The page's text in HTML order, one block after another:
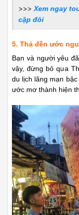
>>> Xem ngay
cặp đôi
5. Thả đền ước
Bạn và người yêu
vậy, đừng bỏ qua
du lịch lãng mạn
ước mơ thành hiện